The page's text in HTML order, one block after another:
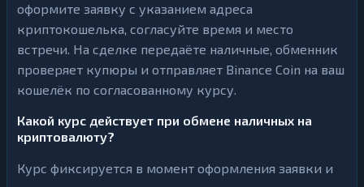
оформите заявку с указанием адреса
криптокошелька, согласуйте время и место
встречи. На сделке передаёте наличные, обменник
проверяет купюры и отправляет Binance Coin на ваш
кошелёк по согласованному курсу.
Какой курс действует при обмене наличных на
криптовалюту?
Курс фиксируется в момент оформления заявки и